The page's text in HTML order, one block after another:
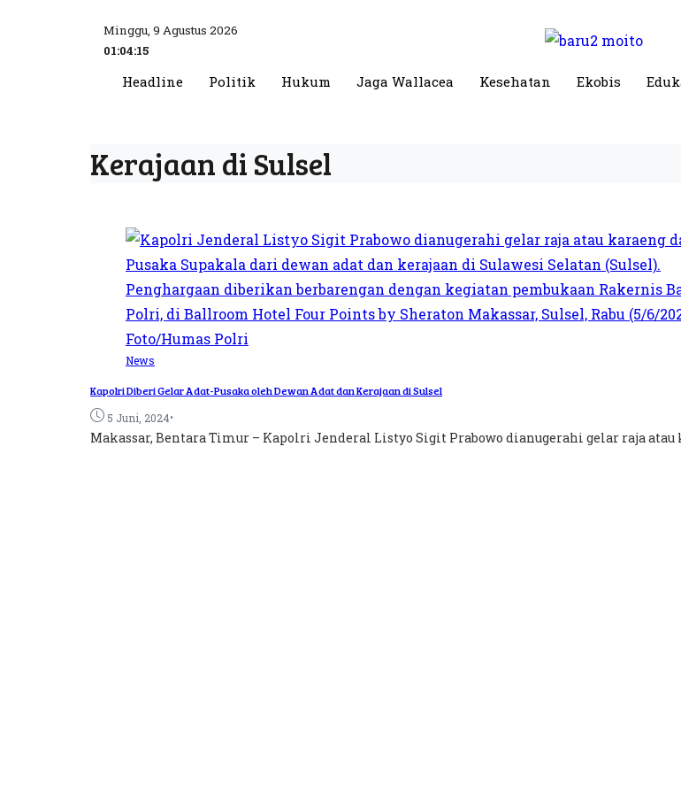
Minggu, 9 Agustus 2026
01:04:15
Headline Politik Hukum Jaga Wallacea Kesehatan Ekobis
Kerajaan di Sulsel
News
Kapolri Diberi Gelar Adat-Pusaka oleh Dewan Adat dan Kerajaan di Sulsel
5 Juni, 2024•
Makassar, Bentara Timur – Kapolri Jenderal Listyo Sigit Prabowo dianugerahi gelar raja atau